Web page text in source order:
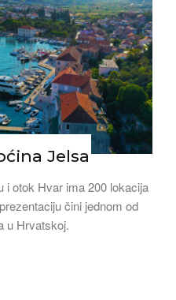
Jelsa
i otok Hvar ima 200 lokacija
čini jednom od
u Hrvatskoj.